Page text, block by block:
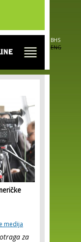
BHS
ENG
medija
za